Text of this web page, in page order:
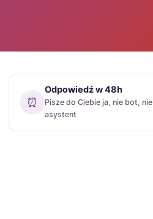
⏰
Odpowiedź w 48h
Pisze do Ciebie ja, nie bot, nie
asystent